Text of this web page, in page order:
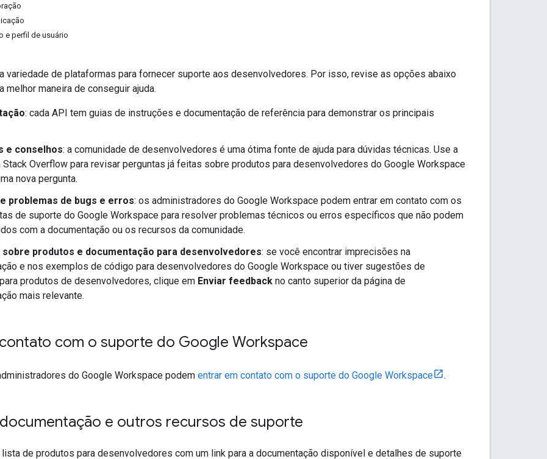
e perfil de usuário
variedade de plataformas para fornecer suporte aos desenvolvedores. Por isso, revise as opções abaixo
melhor maneira de conseguir ajuda.
: cada API tem guias de instruções e documentação de referência para demonstrar os principais
e conselhos: a comunidade de desenvolvedores é uma ótima fonte de ajuda para dúvidas técnicas. Use a
Stack Overflow para revisar perguntas já feitas sobre produtos para desenvolvedores do Google Workspace
nova pergunta.
problemas de bugs e erros: os administradores do Google Workspace podem entrar em contato com os
de suporte do Google Workspace para resolver problemas técnicos ou erros específicos que não podem
com a documentação ou os recursos da comunidade.
sobre produtos e documentação para desenvolvedores: se você encontrar imprecisões na
e nos exemplos de código para desenvolvedores do Google Workspace ou tiver sugestões de
para produtos de desenvolvedores, clique em Enviar feedback no canto superior da página de
mais relevante.
contato com o suporte do Google Workspace
do Google Workspace podem entrar em contato com o suporte do Google Workspace .
documentação e outros recursos de suporte
lista de produtos para desenvolvedores com um link para a documentação disponível e detalhes de suporte